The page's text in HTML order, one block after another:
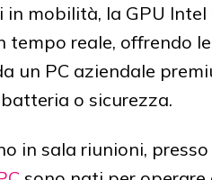
mobilità, la GPU Intel
tempo reale, offrendo
un PC aziendale
o sicurezza.
in sala riunioni,